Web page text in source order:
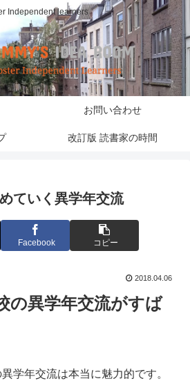
Independent learners
お問い合わせ
改訂版 読書家の時間
ていく異学年交流
Facebook コピー
2018.04.06
の異学年交流がすば
学年交流は本当に魅力的です。